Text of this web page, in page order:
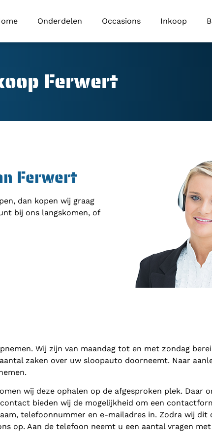
Onderdelen Occasions Inkoop
Ferwert
Ferwert
dan kopen wij graag
bij ons langskomen, of
Wij zijn van maandag tot en met zondag
zaken over uw sloopauto doorneemt. Naar
wij deze ophalen op de afgesproken plek. Daar
bieden wij de mogelijkheid om een
telefoonnummer en e-mailadres in. Zodra wij
op. Aan de telefoon neemt u een aantal vragen